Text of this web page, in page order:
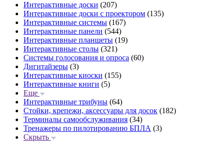
Интерактивные доски (207)
Интерактивные доски с проектором (135)
Интерактивные системы (167)
Интерактивные панели (544)
Интерактивные планшеты (19)
Интерактивные столы (321)
Системы голосования и опроса (60)
Дигитайзеры (3)
Интерактивные киоски (155)
Интерактивные книги (5)
Еще
Интерактивные трибуны (64)
Стойки, крепежи, аксессуары для досок (182)
Терминалы самообслуживания (34)
Тренажеры по пилотированию БПЛА (3)
Скрыть